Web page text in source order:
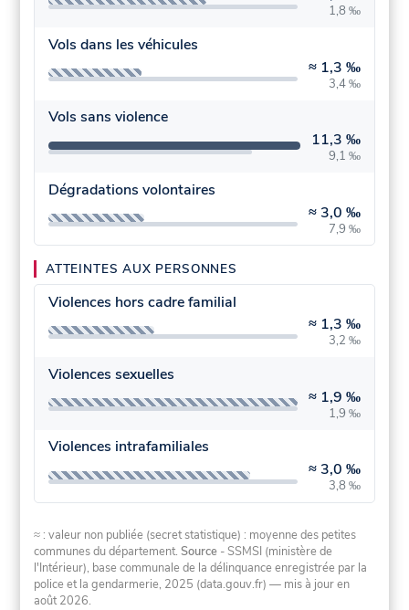
1,8 ‰
Vols dans les véhicules
≈ 1,3 ‰
3,4 ‰
Vols sans violence
11,3 ‰
9,1 ‰
Dégradations volontaires
≈ 3,0 ‰
7,9 ‰
ATTEINTES AUX PERSONNES
Violences hors cadre familial
≈ 1,3 ‰
3,2 ‰
Violences sexuelles
≈ 1,9 ‰
1,9 ‰
Violences intrafamiliales
≈ 3,0 ‰
3,8 ‰
≈ : valeur non publiée (secret statistique) : moyenne des petites
communes du département.Source - SSMSI (ministère de
l'Intérieur), base communale de la délinquance enregistrée par la
police et la gendarmerie, 2025 (data.gouv.fr) — mis à jour en
août 2026.